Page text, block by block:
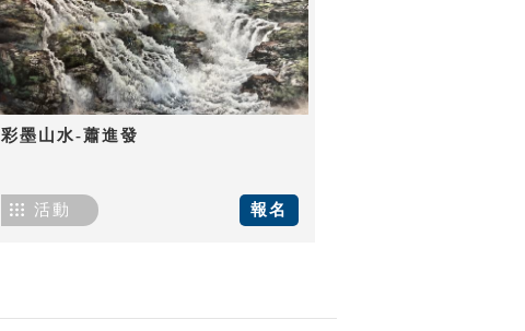
彩墨山水-蕭進發
報名
活動